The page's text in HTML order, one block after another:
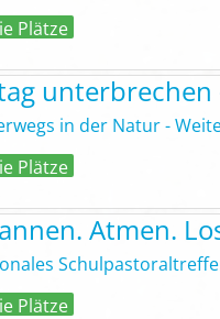
Plätze
unterbrechen
in der Natur -
Plätze
Atmen.
Plätze